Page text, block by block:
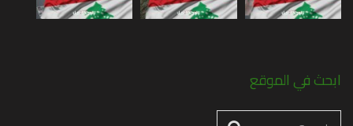
ابحث في الموقع